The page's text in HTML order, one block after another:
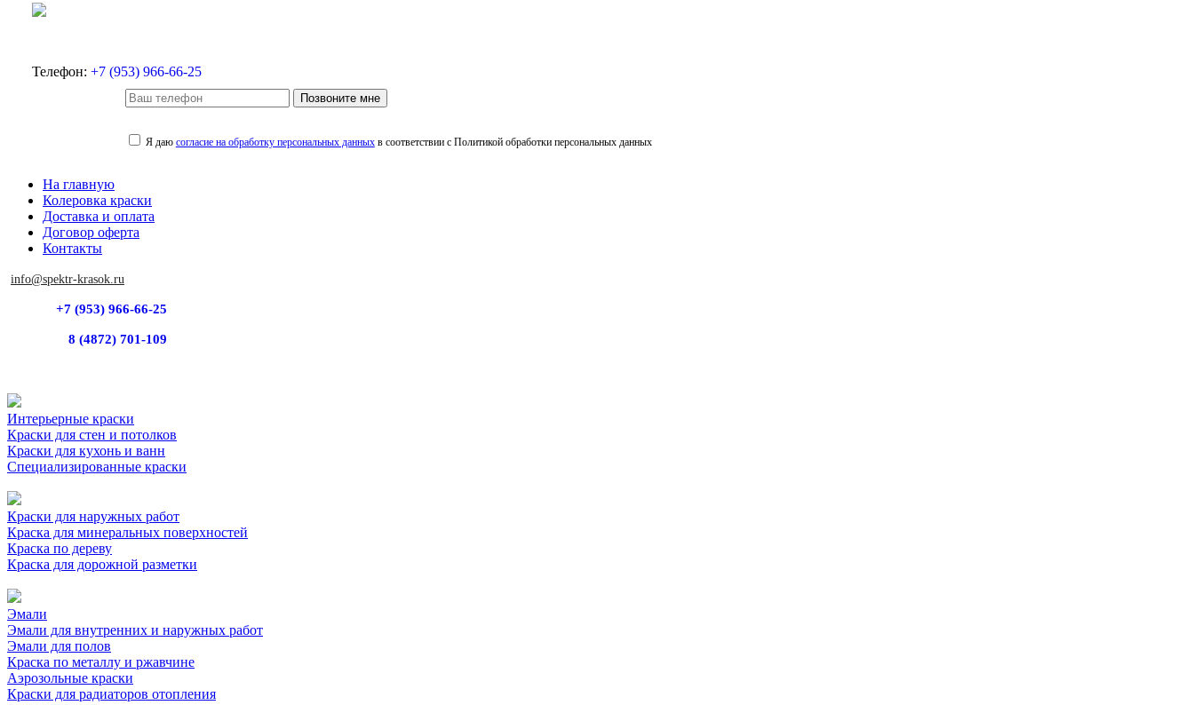
Телефон: +7 (953) 966-66-25
Позвоните мне
Я даю согласие на обработку персональных данныхв соответствии с Политикой обработки персональных данных
На главную
Колеровка краски
Доставка и оплата
Договор оферта
Контакты
info@spektr-krasok.ru
+7 (953) 966-66-25
8 (4872) 701-109
Интерьерные краски
Краски для стен и потолков
Краски для кухонь и ванн
Специализированные краски
Краски для наружных работ
Краска для минеральных поверхностей
Краска по дереву
Краска для дорожной разметки
Эмали
Эмали для внутренних и наружных работ
Эмали для полов
Краска по металлу и ржавчине
Аэрозольные краски
Краски для радиаторов отопления